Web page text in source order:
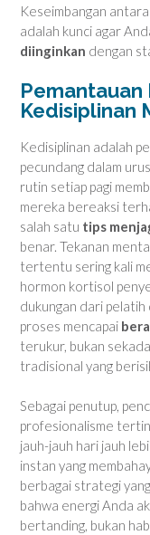
Keseimbangan
adalah kunci agar
diinginkan dengan
Kedisiplinan
Kedisiplinan adalah
pecundang dalam
rutin setiap pagi
mereka bereaksi
salah satu tips
benar. Tekanan
tertentu sering kali
hormon kortisol
dukungan dari pelatih
proses mencapai
terukur, bukan
tradisional yang
Sebagai penutup,
profesionalisme
jauh-jauh hari jauh
instan yang
berbagai strategi
bahwa energi Anda
bertanding, bukan